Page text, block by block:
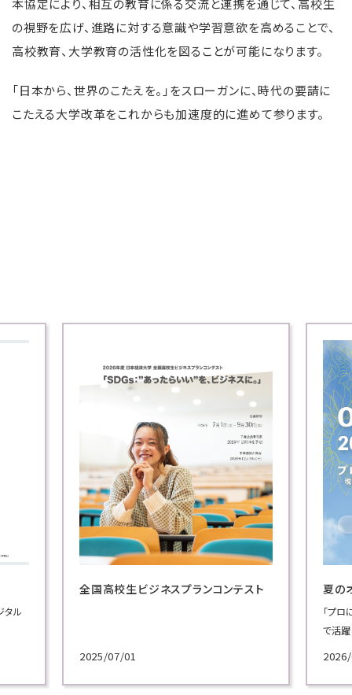
本協定により、相互の教育に係る交流と連携を通じて、高校生
の視野を広げ、進路に対する意識や学習意欲を高めることで、
高校教育、大学教育の活性化を図ることが可能になります。
「日本から、世界のこたえを。」をスローガンに、時代の要請に
こたえる大学改革をこれからも加速度的に進めて参ります。
タル
全国高校生ビジネスプランコンテスト
2025/07/01
夏の
「プ
で活
講義を